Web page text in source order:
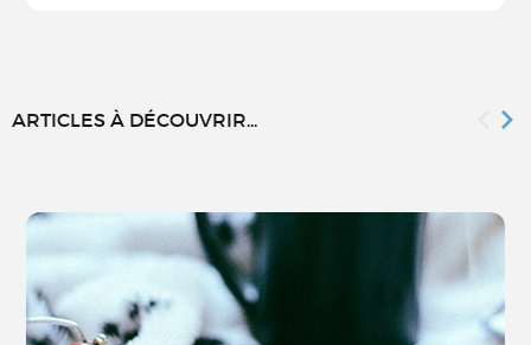
ARTICLES À DÉCOUVRIR...